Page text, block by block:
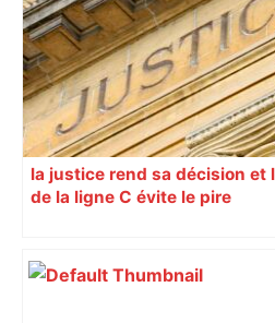
la justice rend sa décision et
de la ligne C évite le pire